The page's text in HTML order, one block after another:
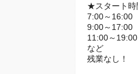
★スタート時
7:00～16:00
9:00～17:00
11:00～19:00
など
残業なし！